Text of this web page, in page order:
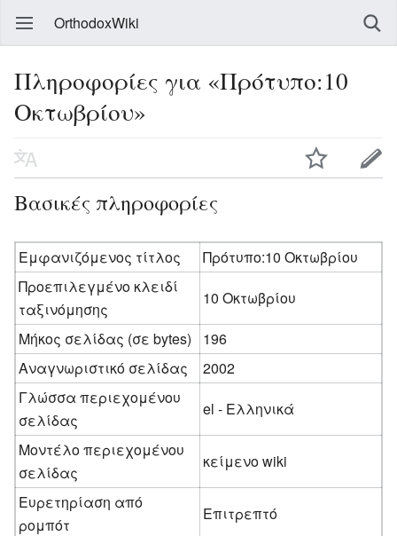
OrthodoxWiki
Πληροφορίες για «Πρότυπο:10
Οκτωβρίου»
Βασικές πληροφορίες
Εμφανιζόμενος τίτλος
Πρότυπο:10 Οκτωβρίου
Προεπιλεγμένο κλειδί
ταξινόμησης
10 Οκτωβρίου
Μήκος σελίδας (σε bytes)
196
Αναγνωριστικό σελίδας
2002
Γλώσσα περιεχομένου
σελίδας
el - Ελληνικά
Μοντέλο περιεχομένου
σελίδας
κείμενο wiki
Ευρετηρίαση από
ρομπότ
Επιτρεπτό